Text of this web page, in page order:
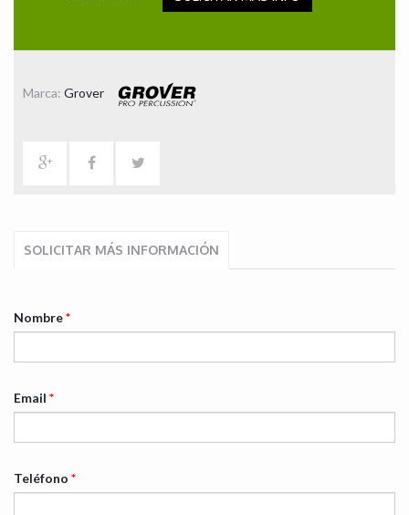
Marca: Grover
SOLICITAR MÁS INFORMACIÓN
Nombre*
Email *
Teléfono *